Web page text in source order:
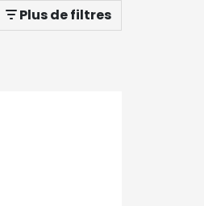
Plus de filtres